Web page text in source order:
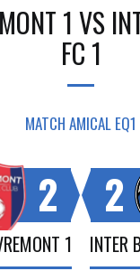
1 VS
FC 1
MATCH AMICAL EQ1
2
1
2
INTER